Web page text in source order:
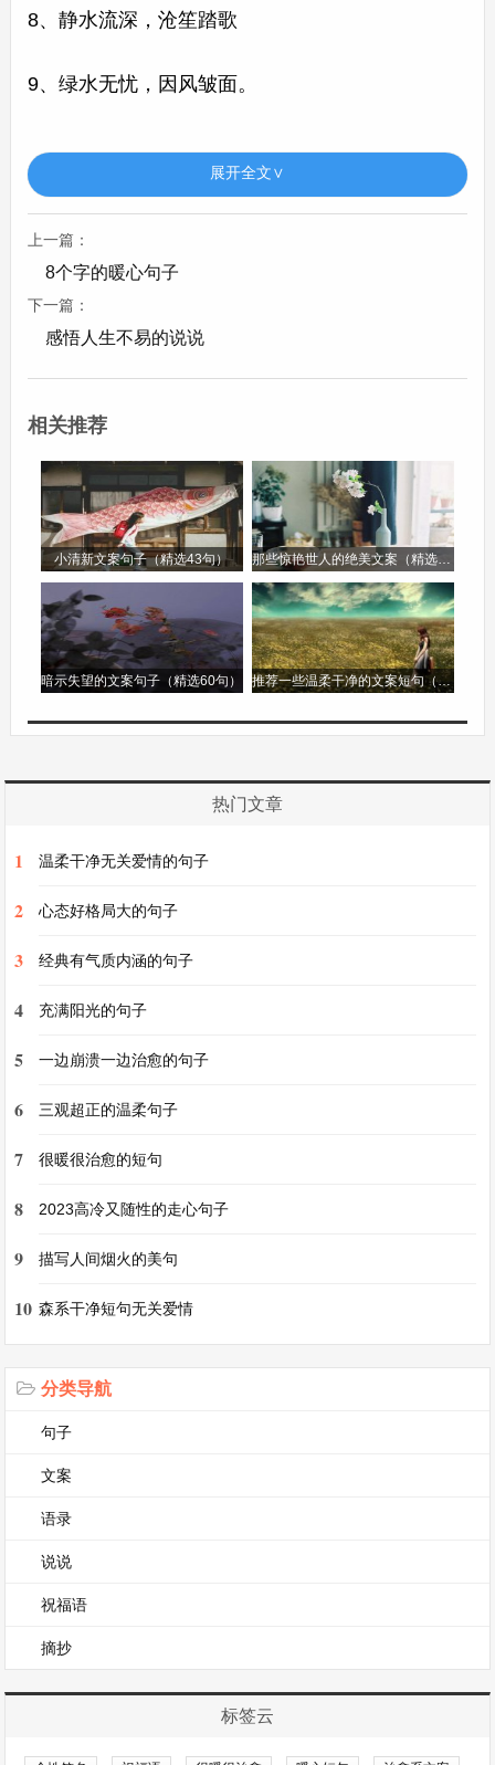
8、静水流深，沧笙踏歌
9、绿水无忧，因风皱面。
10、面朝大海，春暖花开。
11、南风未起，念你成疾。
12、你的名字，我的心事。
13、你若安好，便是晴天。
14、人家无趣，可视有你。
15、人之所向，无非是你。
16、柔情似水，佳期如梦。
17、生能尽欢，死亦无憾。
20、现世繁华，岁月静好。
21、以我之姓，冠你之名。
22、有美人兮，见之不忘。
有涵养的八字短句
简单快乐的心态句子8个字
展开全文∨
上一篇：
8个字的暖心句子
下一篇：
感悟人生不易的说说
相关推荐
小清新文案句子（精选43句） 那些惊艳世人的绝美文案（精选88句）
暗示失望的文案句子（精选60句） 推荐一些温柔干净的文案短句（精选92句
热门文章
1 温柔干净无关爱情的句子
2 心态好格局大的句子
3 经典有气质内涵的句子
4 充满阳光的句子
5 一边崩溃一边治愈的句子
6 三观超正的温柔句子
7 很暖很治愈的短句
8 2023高冷又随性的走心句子
9 描写人间烟火的美句
10 森系干净短句无关爱情
分类导航
句子
文案
语录
说说
祝福语
摘抄
标签云